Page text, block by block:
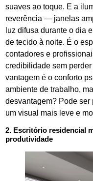
suaves ao toque. E a
reverência — janelas
luz difusa durante o dia
de tecido à noite. É o
contadores e
credibilidade sem
vantagem é o conforto
ambiente de trabalho,
desvantagem? Pode
um visual mais leve e
2. Escritório residencial
produtividade